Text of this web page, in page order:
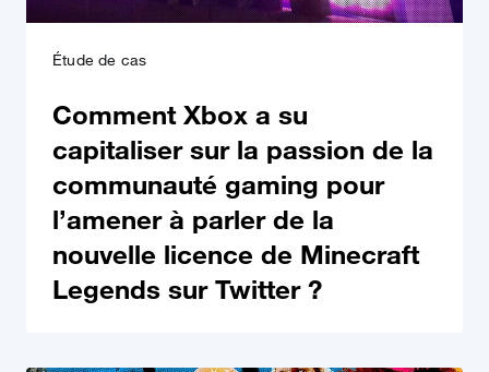
Étude de cas
Comment Xbox a su
capitaliser sur la passion de la
communauté gaming pour
l’amener à parler de la
nouvelle licence de Minecraft
Legends sur Twitter ?